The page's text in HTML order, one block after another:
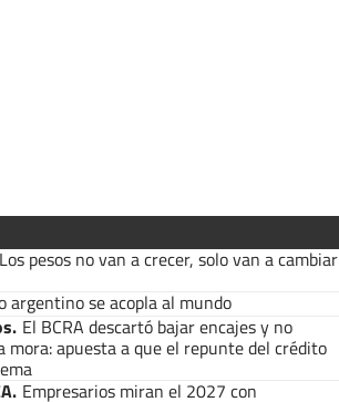
Los pesos no van a crecer, solo van a cambiar
argentino se acopla al mundo
. El BCRA descartó bajar encajes y no
mora: apuesta a que el repunte del crédito
. Empresarios miran el 2027 con